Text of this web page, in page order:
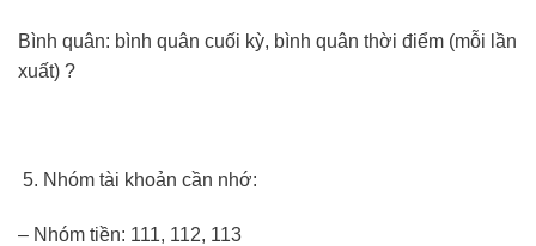
Bình quân: bình quân cuối kỳ, bình quân thời điểm (mỗi lần
xuất) ?
Nhóm tài khoản cần nhớ:
– Nhóm tiền: 111, 112, 113